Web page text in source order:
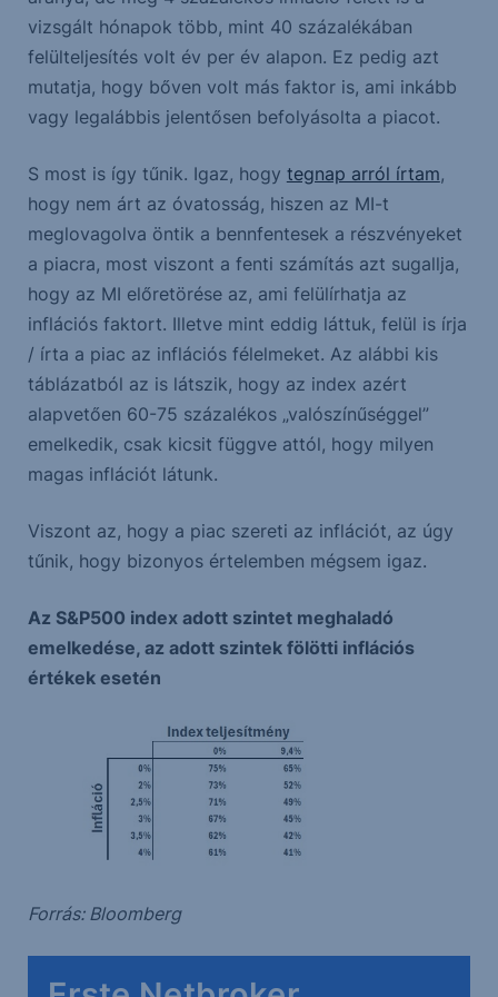
vizsgált hónapok több, mint 40 százalékában
felülteljesítés volt év per év alapon. Ez pedig azt
mutatja, hogy bőven volt más faktor is, ami inkább
vagy legalábbis jelentősen befolyásolta a piacot.
S most is így tűnik. Igaz, hogy tegnap arról írtam,
hogy nem árt az óvatosság, hiszen az MI-t
meglovagolva öntik a bennfentesek a részvényeket
a piacra, most viszont a fenti számítás azt sugallja,
hogy az MI előretörése az, ami felülírhatja az
inflációs faktort. Illetve mint eddig láttuk, felül is írja
/ írta a piac az inflációs félelmeket. Az alábbi kis
táblázatból az is látszik, hogy az index azért
alapvetően 60-75 százalékos „valószínűséggel”
emelkedik, csak kicsit függve attól, hogy milyen
magas inflációt látunk.
Viszont az, hogy a piac szereti az inflációt, az úgy
tűnik, hogy bizonyos értelemben mégsem igaz.
Az S&P500 index adott szintet meghaladó
emelkedése, az adott szintek fölötti inflációs
értékek esetén
Forrás: Bloomberg